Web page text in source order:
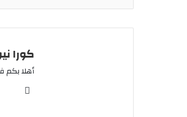
كورا
أهلا بكم